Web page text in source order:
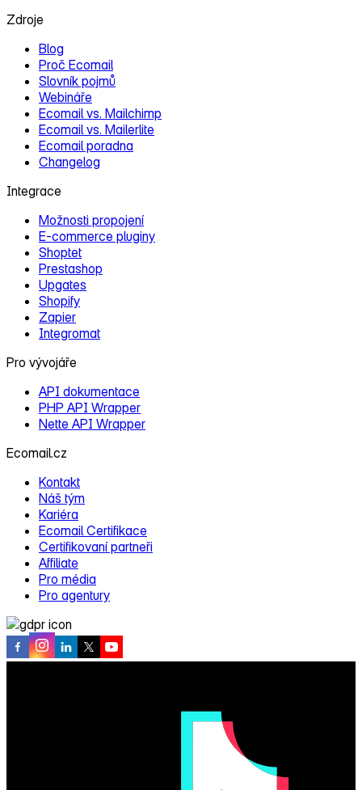
Zdroje
Blog
Proč Ecomail
Slovník pojmů
Webináře
Ecomail vs. Mailchimp
Ecomail vs. Mailerlite
Ecomail poradna
Changelog
Integrace
Možnosti propojení
E‑commerce pluginy
Shoptet
Prestashop
Upgates
Shopify
Zapier
Integromat
Pro vývojáře
API dokumentace
PHP API Wrapper
Nette API Wrapper
Ecomail.cz
Kontakt
Náš tým
Kariéra
Ecomail Certifikace
Certifikovaní partneři
Affiliate
Pro média
Pro agentury